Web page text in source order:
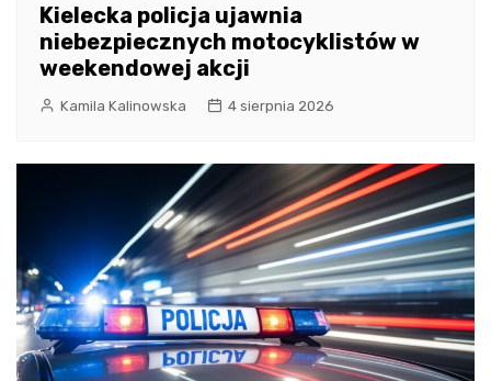
Kielecka policja ujawnia
niebezpiecznych motocyklistów w
weekendowej akcji
Kamila Kalinowska 4 sierpnia 2026